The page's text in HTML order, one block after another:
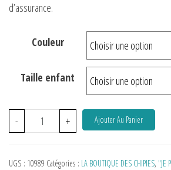
d’assurance.
Couleur
Taille enfant
- + Ajouter Au Panier
UGS : 10989 Catégories : LA BOUTIQUE DES CHIPIES, "JE